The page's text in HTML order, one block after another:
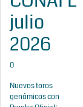
julio
2026
0
Nuevos toros
genómicos con